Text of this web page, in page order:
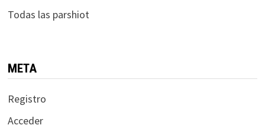
Todas las parshiot
META
Registro
Acceder